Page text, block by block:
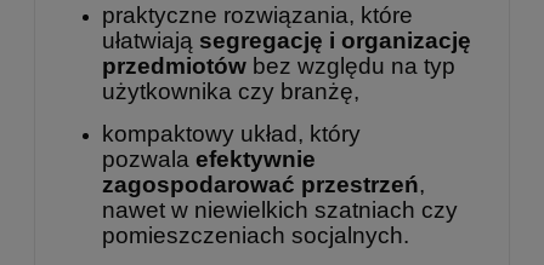
praktyczne rozwiązania, które
ułatwiają segregację i organizację
przedmiotów bez względu na typ
użytkownika czy branżę,
kompaktowy układ, który
pozwala efektywnie
zagospodarować przestrzeń,
nawet w niewielkich szatniach czy
pomieszczeniach socjalnych.